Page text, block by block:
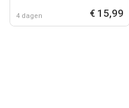
4 dagen € 15,99